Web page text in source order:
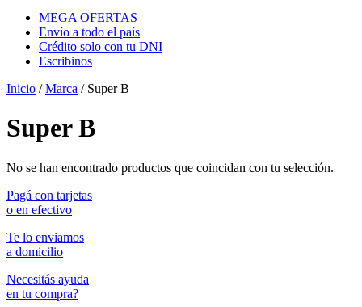
MEGA OFERTAS
Envío a todo el país
Crédito solo con tu DNI
Escribinos
Inicio /Marca / Super B
Super B
No se han encontrado productos que coincidan con tu selección.
Pagá con tarjetas
o en efectivo
Te lo enviamos
a domicilio
Necesitás ayuda
en tu compra?